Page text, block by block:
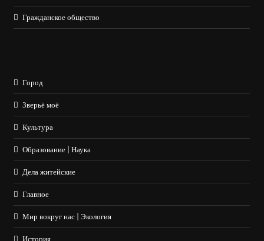
Гражданское общество
Город
Зверьё моё
Культура
Образование | Наука
Дела житейские
Главное
Мир вокруг нас | Экология
История